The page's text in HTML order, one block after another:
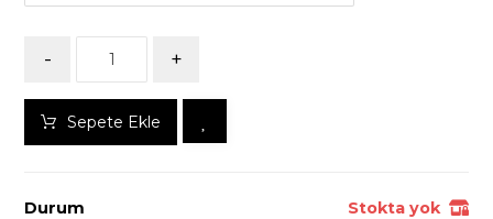
- +
Sepete Ekle
Durum
Stokta yok